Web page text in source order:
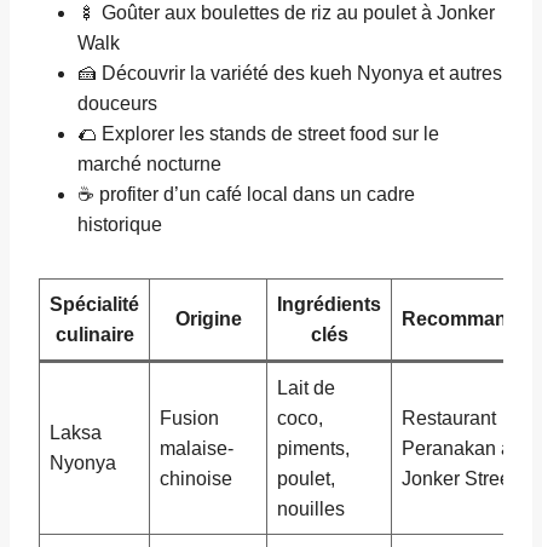
🍢 Goûter aux boulettes de riz au poulet à Jonker
Walk
🍰 Découvrir la variété des kueh Nyonya et autres
douceurs
🌮 Explorer les stands de street food sur le
marché nocturne
☕ profiter d’un café local dans un cadre
historique
Spécialité
culinaire
Origine
Ingrédients
clés
Laksa
Nyonya
Fusion
malaise-
chinoise
Lait de
coco,
piments,
poulet,
nouilles
Restaurant
Peranakan à
Jonker Street